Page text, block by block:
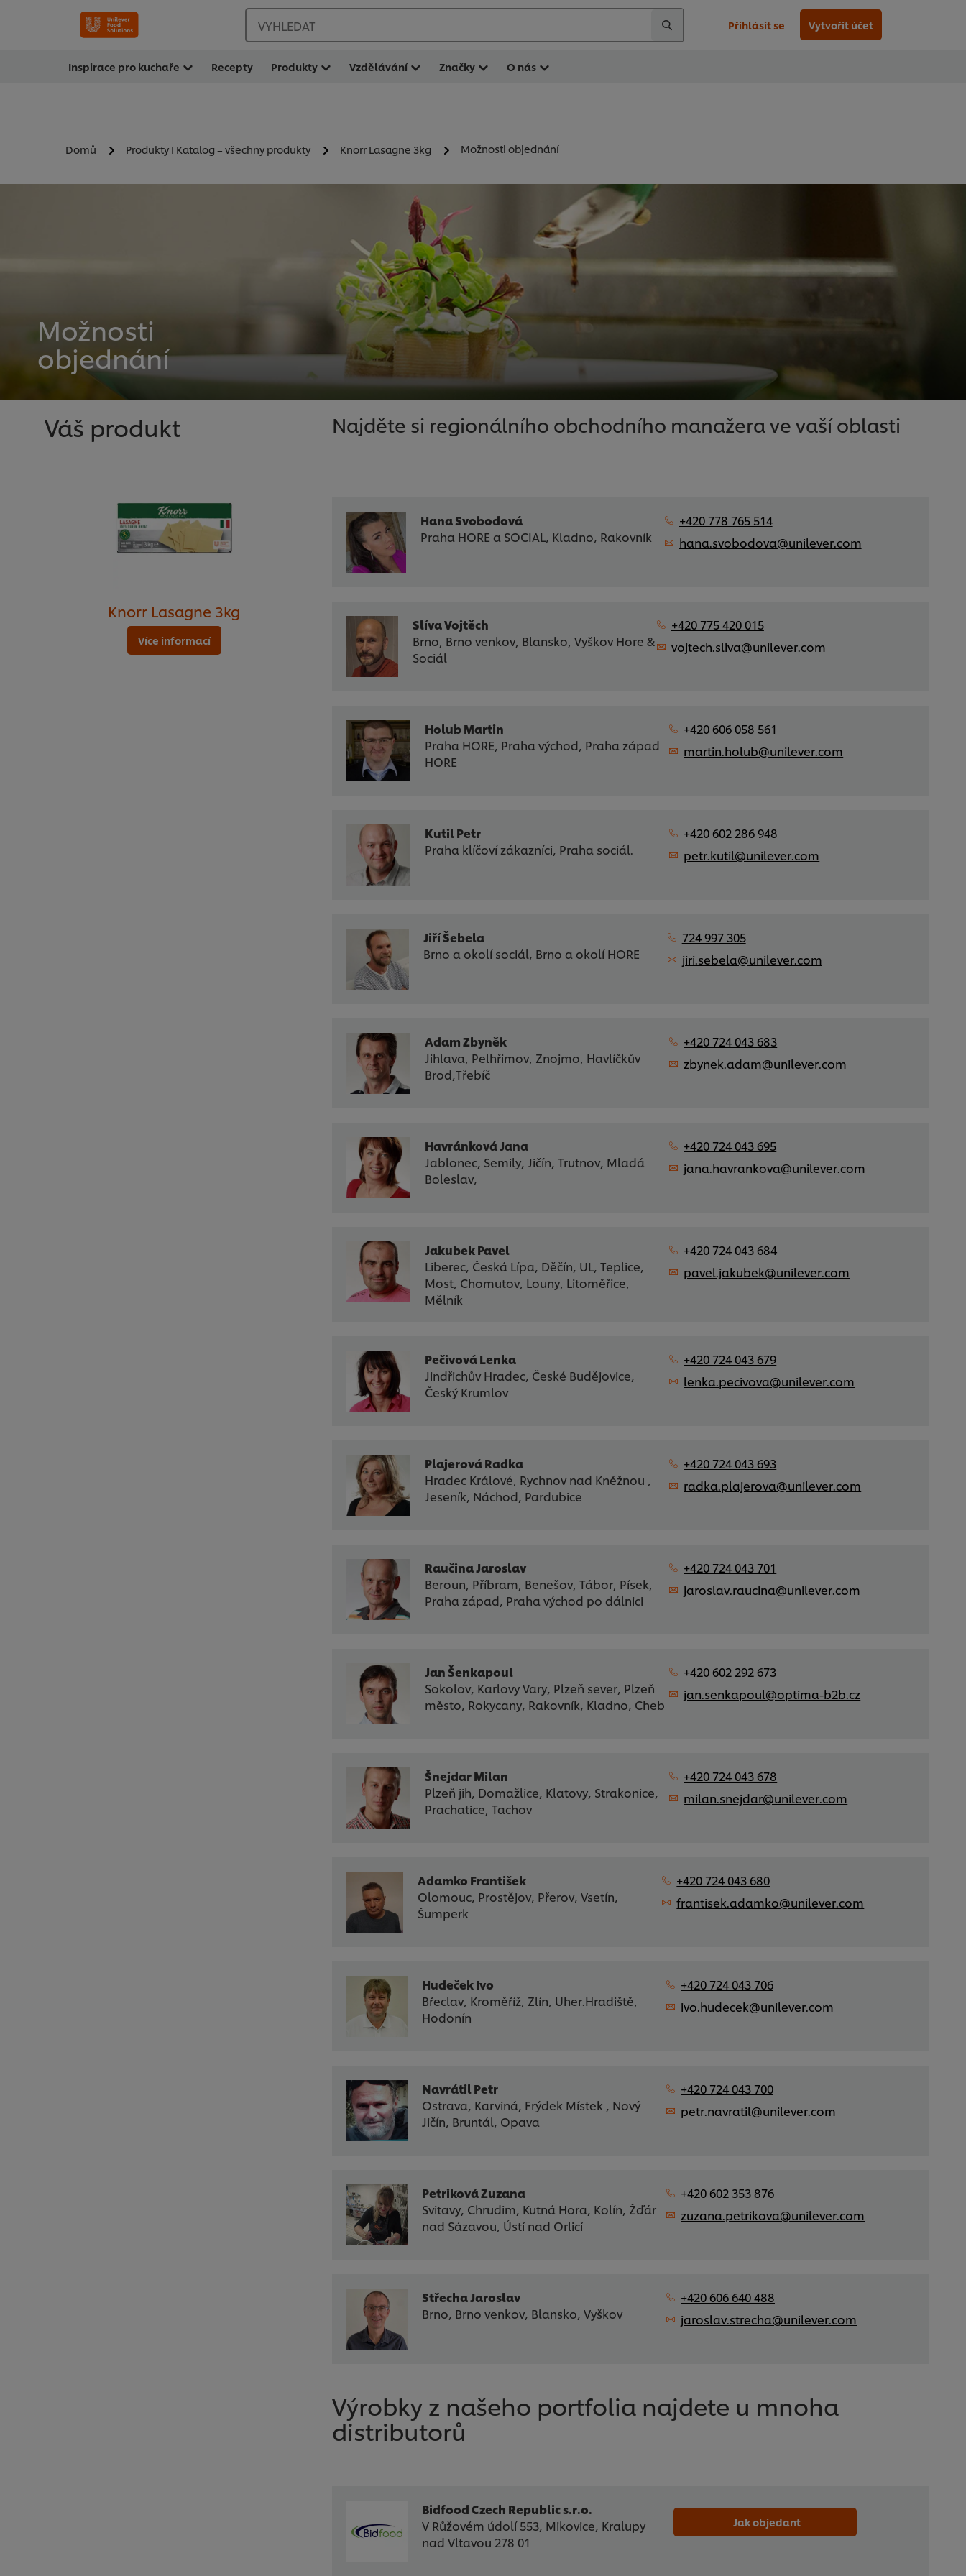
VYHLEDAT Přihlásit se Vytvořit účet
Inspirace pro kuchaře Recepty Produkty Vzdělávání Značky O nás
Domů Produkty I Katalog – všechny produkty Knorr Lasagne 3kg Možnosti objednání
Možnosti
objednání
Najděte si regionálního obchodního manažera ve vaší oblasti
Hana Svobodová
Praha HORE a SOCIAL, Kladno, Rakovník
+420 778 765 514
hana.svobodova@unilever.com
Slíva Vojtěch
Brno, Brno venkov, Blansko, Vyškov Hore &
Sociál
+420 775 420 015
vojtech.sliva@unilever.com
Holub Martin
Praha HORE, Praha východ, Praha západ
HORE
+420 606 058 561
martin.holub@unilever.com
Kutil Petr
Praha klíčoví zákazníci, Praha sociál.
+420 602 286 948
petr.kutil@unilever.com
Jiří Šebela
Brno a okolí sociál, Brno a okolí HORE
724 997 305
jiri.sebela@unilever.com
Adam Zbyněk
Jihlava, Pelhřimov, Znojmo, Havlíčkův
Brod,Třebíč
+420 724 043 683
zbynek.adam@unilever.com
Havránková Jana
Jablonec, Semily, Jičín, Trutnov, Mladá
Boleslav,
+420 724 043 695
jana.havrankova@unilever.com
Jakubek Pavel
Liberec, Česká Lípa, Děčín, UL, Teplice,
Most, Chomutov, Louny, Litoměřice,
Mělník
+420 724 043 684
pavel.jakubek@unilever.com
Pečivová Lenka
Jindřichův Hradec, České Budějovice,
Český Krumlov
+420 724 043 679
lenka.pecivova@unilever.com
Plajerová Radka
Hradec Králové, Rychnov nad Kněžnou ,
Jeseník, Náchod, Pardubice
+420 724 043 693
radka.plajerova@unilever.com
Raučina Jaroslav
Beroun, Příbram, Benešov, Tábor, Písek,
Praha západ, Praha východ po dálnici
+420 724 043 701
jaroslav.raucina@unilever.com
Jan Šenkapoul
Sokolov, Karlovy Vary, Plzeň sever, Plzeň
město, Rokycany, Rakovník, Kladno, Cheb
+420 602 292 673
jan.senkapoul@optima-b2b.cz
Šnejdar Milan
Plzeň jih, Domažlice, Klatovy, Strakonice,
Prachatice, Tachov
+420 724 043 678
milan.snejdar@unilever.com
Adamko František
Olomouc, Prostějov, Přerov, Vsetín,
Šumperk
+420 724 043 680
frantisek.adamko@unilever.com
Hudeček Ivo
Břeclav, Kroměříž, Zlín, Uher.Hradiště,
Hodonín
+420 724 043 706
ivo.hudecek@unilever.com
Navrátil Petr
Ostrava, Karviná, Frýdek Místek , Nový
Jičín, Bruntál, Opava
+420 724 043 700
petr.navratil@unilever.com
Petriková Zuzana
Svitavy, Chrudim, Kutná Hora, Kolín, Žďár
nad Sázavou, Ústí nad Orlicí
+420 602 353 876
zuzana.petrikova@unilever.com
Střecha Jaroslav
Brno, Brno venkov, Blansko, Vyškov
+420 606 640 488
jaroslav.strecha@unilever.com
Výrobky z našeho portfolia najdete u mnoha
distributorů
Bidfood Czech Republic s.r.o.
V Růžovém údolí 553, Mikovice, Kralupy
nad Vltavou 278 01
Jak objedant
Váš produkt
Knorr Lasagne 3kg
Více informací